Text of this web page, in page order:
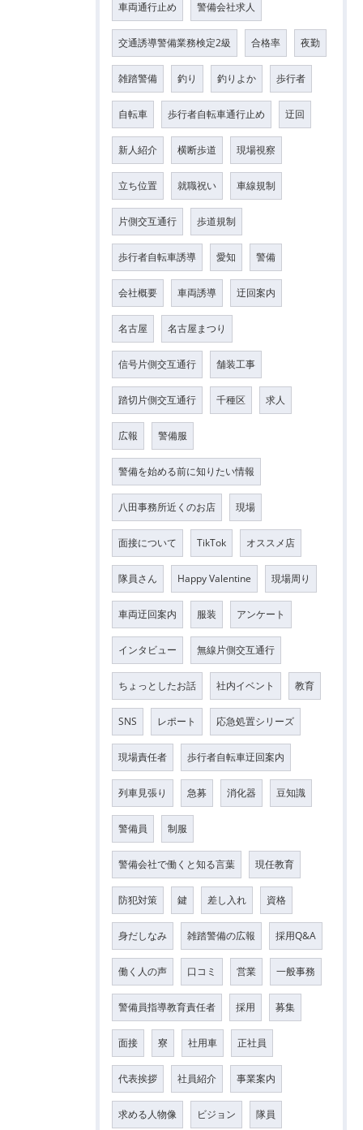
車両通行止め 警備会社求人
交通誘導警備業務検定2級 合格率 夜勤
雑踏警備 釣り 釣りよか 歩行者
自転車 歩行者自転車通行止め 迂回
新人紹介 横断歩道 現場視察
立ち位置 就職祝い 車線規制
片側交互通行 歩道規制
歩行者自転車誘導 愛知 警備
会社概要 車両誘導 迂回案内
名古屋 名古屋まつり
信号片側交互通行 舗装工事
踏切片側交互通行 千種区 求人
広報 警備服
警備を始める前に知りたい情報
八田事務所近くのお店 現場
面接について TikTok オススメ店
隊員さん Happy Valentine 現場周り
車両迂回案内 服装 アンケート
インタビュー 無線片側交互通行
ちょっとしたお話 社内イベント 教育
SNS レポート 応急処置シリーズ
現場責任者 歩行者自転車迂回案内
列車見張り 急募 消化器 豆知識
警備員 制服
警備会社で働くと知る言葉 現任教育
防犯対策 鍵 差し入れ 資格
身だしなみ 雑踏警備の広報 採用Q&A
働く人の声 口コミ 営業 一般事務
警備員指導教育責任者 採用 募集
面接 寮 社用車 正社員
代表挨拶 社員紹介 事業案内
求める人物像 ビジョン 隊員